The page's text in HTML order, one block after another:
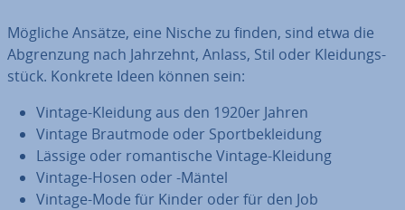
Mögliche Ansätze, eine Nische zu finden, sind etwa die
Ab­gren­zung nach Jahrzehnt, Anlass, Stil oder Klei­dungs­
stück. Konkrete Ideen können sein:
Vintage-Kleidung aus den 1920er Jahren
Vintage Brautmode oder Sport­be­klei­dung
Lässige oder ro­man­ti­sche Vintage-Kleidung
Vintage-Hosen oder -Mäntel
Vintage-Mode für Kinder oder für den Job